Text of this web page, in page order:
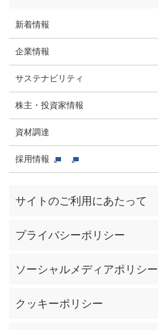
新着情報
企業情報
サステナビリティ
株主・投資家情報
資材調達
採用情報
サイトのご利用にあたって
プライバシーポリシー
ソーシャルメディアポリシー
クッキーポリシー